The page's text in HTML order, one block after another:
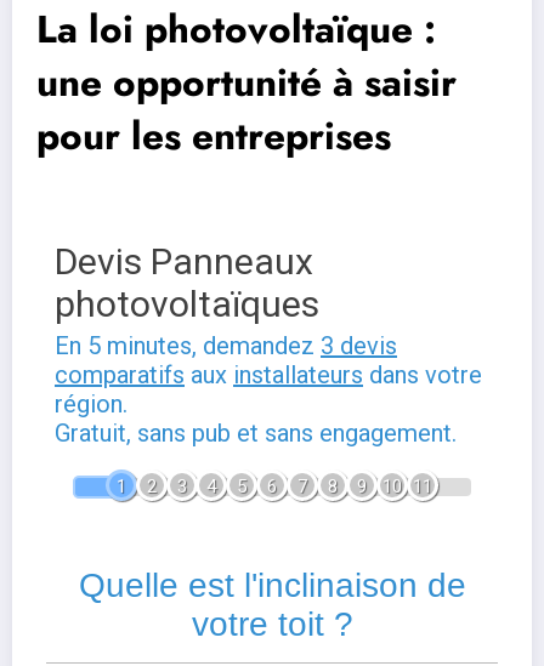
La loi photovoltaïque :
une opportunité à saisir
pour les entreprises
Devis Panneaux
photovoltaïques
En 5 minutes, demandez 3 devis
comparatifs aux installateurs dans votre
région.
Gratuit, sans pub et sans engagement.
1 2 3 4 5 6 7 8 9 10 11
Quelle est l'inclinaison de
votre toit ?